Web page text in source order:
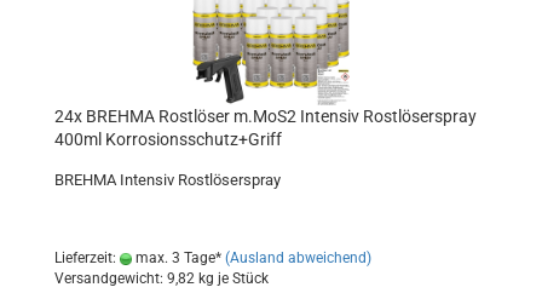
24x BREHMA Rostlöser m.MoS2 Intensiv Rostlöserspray
400ml Korrosionsschutz+Griff
BREHMA Intensiv Rostlöserspray
Lieferzeit: max. 3 Tage* (Ausland abweichend)
Versandgewicht: 9,82 kg je Stück